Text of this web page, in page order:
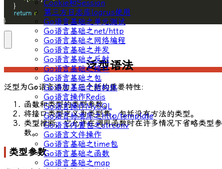
Cookie和Session
第三方日志库logrus使用
Go语言基础之单元测试
Go语言基础之net/http
Go语言基础之网络编程
Go语言基础之并发
Go语言基础之反射
Go语言基础之接口
Go语言基础之包
Go语言基础之结构体
Go语言操作Redis
Go语言操作MySQL
Go语言标准库之http/template
Go语言内置包之strconv
Go语言文件操作
Go语言基础之time包
Go语言基础之函数
Go语言基础之map
return r
}
泛型语法
泛型为Go语言添加了三个新的重要特性:
函数和类型的类型参数。
将接口类型定义为类型集，包括没有方法的类型。
类型推断，它允许在调用函数时在许多情况下省略类型参
数。
类型参数